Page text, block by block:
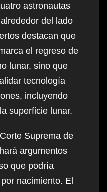
astronautas
del lado
destacan que
el regreso de
lunar, sino que
tecnología
incluyendo
superficie lunar.
Suprema de
argumentos
que podría
nacimiento. El